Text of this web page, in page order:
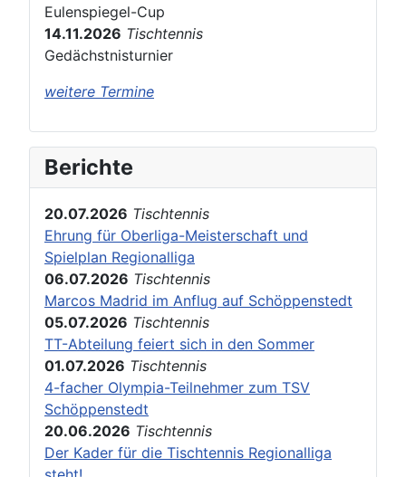
Eulenspiegel-Cup
14.11.2026 Tischtennis
Gedächstnisturnier
weitere Termine
Berichte
20.07.2026 Tischtennis
Ehrung für Oberliga-Meisterschaft und
Spielplan Regionalliga
06.07.2026 Tischtennis
Marcos Madrid im Anflug auf Schöppenstedt
05.07.2026 Tischtennis
TT-Abteilung feiert sich in den Sommer
01.07.2026 Tischtennis
4-facher Olympia-Teilnehmer zum TSV
Schöppenstedt
20.06.2026 Tischtennis
Der Kader für die Tischtennis Regionalliga